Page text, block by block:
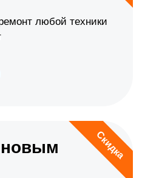
любой техники
Скидка
новым